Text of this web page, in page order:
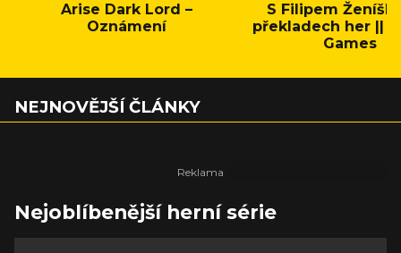
Arise Dark Lord –
Oznámení
S Filipem
překladech her ||
Games
NEJNOVĚJŠÍ ČLÁNKY
Nejoblíbenější herní série